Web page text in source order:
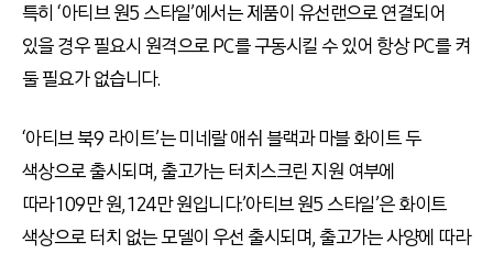
특히 ‘아티브 원5 스타일’에서는 제품이 유선랜으로 연결되어
있을 경우 필요시 원격으로 PC를 구동시킬 수 있어 항상 PC를 켜
둘 필요가 없습니다.
‘아티브 북9 라이트’는 미네랄 애쉬 블랙과 마블 화이트 두
색상으로 출시되며, 출고가는 터치스크린 지원 여부에
따라 109만 원, 124만 원입니다.’아티브 원5 스타일’은 화이트
색상으로 터치 없는 모델이 우선 출시되며, 출고가는 사양에 따라